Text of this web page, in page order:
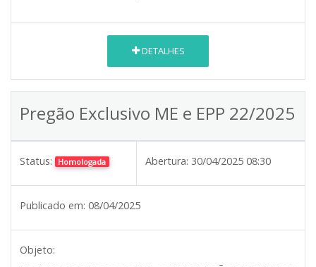
DETALHES
Pregão Exclusivo ME e EPP 22/2025
Status: Homologada Abertura: 30/04/2025 08:30
Publicado em: 08/04/2025
Objeto: